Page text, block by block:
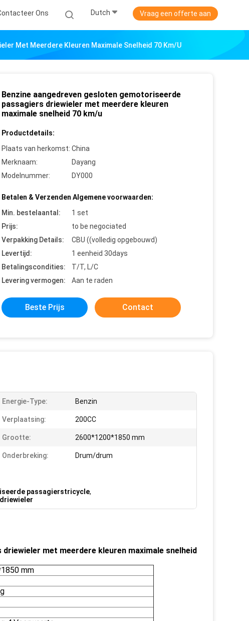
Ons Dutch Vraag een offerte aan
Met Meerdere Kleuren Maximale Snelheid 70 Km/u
Benzine aangedreven gesloten gemotoriseerde
passagiers driewieler met meerdere kleuren
maximale snelheid 70 km/u
Productdetails:
Plaats van herkomst: China
Merknaam:
Dayang
Modelnummer:
DY000
Betalen & Verzenden Algemene voorwaarden:
Min. bestelaantal:
1 set
Prijs:
to be negociated
Verpakking Details:
CBU ((volledig opgebouwd)
Levertijd:
1 eenheid 30days
Betalingscondities:
T/T, L/C
Levering vermogen:
Aan te raden
Beste Prijs Contact
Energie-Type: Benzin
Verplaatsing: 200CC
Grootte: 2600*1200*1850 mm
Onderbreking: Drum/drum
passagierstricycle,
met meerdere kleuren maximale snelheid
mm